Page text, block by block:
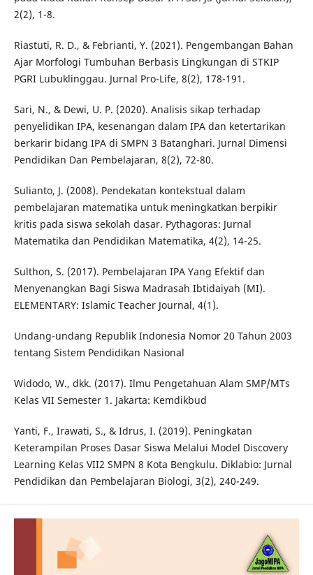
2(2), 1-8.
Riastuti, R. D., & Febrianti, Y. (2021). Pengembangan Bahan
Ajar Morfologi Tumbuhan Berbasis Lingkungan di STKIP
PGRI Lubuklinggau. Jurnal Pro-Life, 8(2), 178-191.
Sari, N., & Dewi, U. P. (2020). Analisis sikap terhadap
penyelidikan IPA, kesenangan dalam IPA dan ketertarikan
berkarir bidang IPA di SMPN 3 Batanghari. Jurnal Dimensi
Pendidikan Dan Pembelajaran, 8(2), 72-80.
Sulianto, J. (2008). Pendekatan kontekstual dalam
pembelajaran matematika untuk meningkatkan berpikir
kritis pada siswa sekolah dasar. Pythagoras: Jurnal
Matematika dan Pendidikan Matematika, 4(2), 14-25.
Sulthon, S. (2017). Pembelajaran IPA Yang Efektif dan
Menyenangkan Bagi Siswa Madrasah Ibtidaiyah (MI).
ELEMENTARY: Islamic Teacher Journal, 4(1).
Undang-undang Republik Indonesia Nomor 20 Tahun 2003
tentang Sistem Pendidikan Nasional
Widodo, W., dkk. (2017). Ilmu Pengetahuan Alam SMP/MTs
Kelas VII Semester 1. Jakarta: Kemdikbud
Yanti, F., Irawati, S., & Idrus, I. (2019). Peningkatan
Keterampilan Proses Dasar Siswa Melalui Model Discovery
Learning Kelas VII2 SMPN 8 Kota Bengkulu. Diklabio: Jurnal
Pendidikan dan Pembelajaran Biologi, 3(2), 240-249.